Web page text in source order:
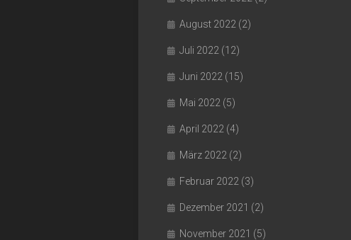
August 2022 (2)
Juli 2022 (12)
Juni 2022 (15)
Mai 2022 (5)
April 2022 (4)
März 2022 (2)
Februar 2022 (3)
Dezember 2021 (2)
November 2021 (5)